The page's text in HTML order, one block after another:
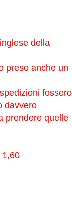
della
preso anche un
fossero
davvero
prendere quelle
1,60